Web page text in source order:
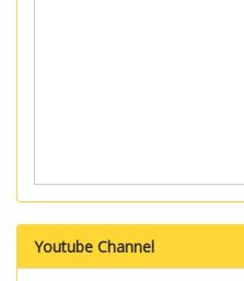
Youtube Channel